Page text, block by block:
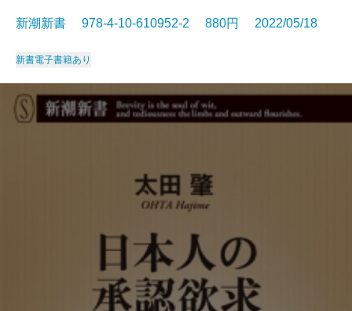
新潮新書 978-4-10-610952-2 880円 2022/05/18
新書電子書籍あり